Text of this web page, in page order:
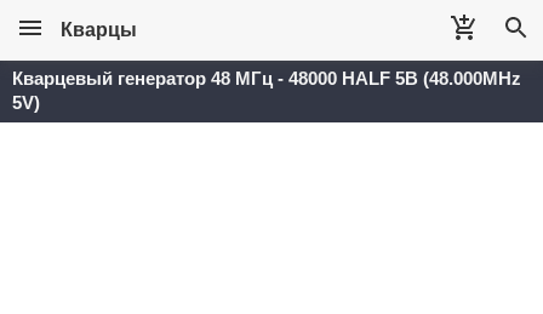
Кварцы
Кварцевый генератор 48 МГц - 48000 HALF 5В (48.000MHz
5V)